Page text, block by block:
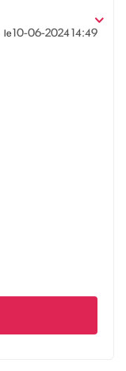
le‎10-06-202414:49